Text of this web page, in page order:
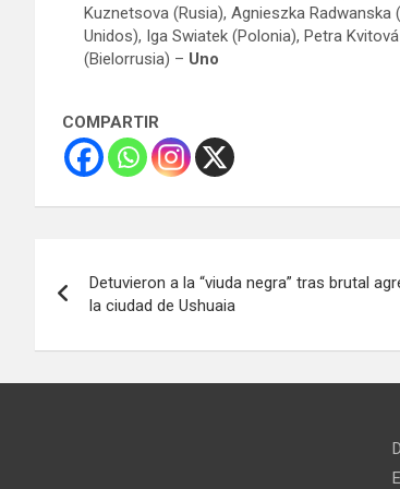
Kuznetsova (Rusia), Agnieszka
Unidos), Iga Swiatek (Polonia), Petra
(Bielorrusia) – Uno
COMPARTIR
de
entradas
Detuvieron a la “viuda negra” tras brutal
la ciudad de Ushuaia